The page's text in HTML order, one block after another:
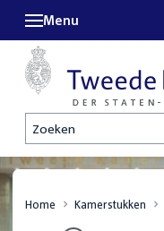
Zoeken
Menu
Home Kamerstukken